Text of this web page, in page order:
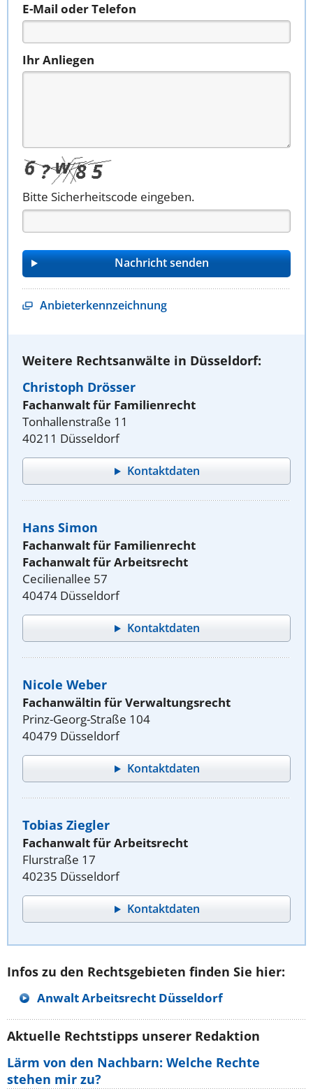
E-Mail oder Telefon
Ihr Anliegen
Bitte Sicherheitscode eingeben.
Anbieterkennzeichnung
Weitere Rechtsanwälte in Düsseldorf:
Christoph Drösser
Fachanwalt für Familienrecht
Tonhallenstraße 11
40211 Düsseldorf
Kontaktdaten
Hans Simon
Fachanwalt für Familienrecht
Fachanwalt für Arbeitsrecht
Cecilienallee 57
40474 Düsseldorf
Kontaktdaten
Nicole Weber
Fachanwältin für Verwaltungsrecht
Prinz-Georg-Straße 104
40479 Düsseldorf
Kontaktdaten
Tobias Ziegler
Fachanwalt für Arbeitsrecht
Flurstraße 17
40235 Düsseldorf
Kontaktdaten
Infos zu den Rechtsgebieten finden Sie hier:
Anwalt Arbeitsrecht Düsseldorf
Aktuelle Rechtstipps unserer Redaktion
Lärm von den Nachbarn: Welche Rechte
stehen mir zu?